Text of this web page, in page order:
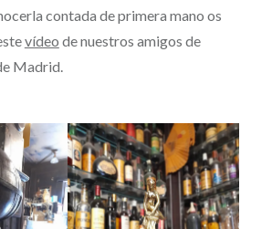
contada de primera mano os
vídeo de nuestros amigos de
Madrid.